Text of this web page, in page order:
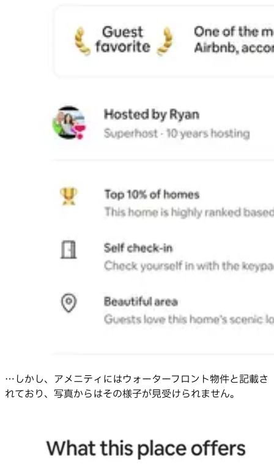
…しかし、アメニティにはウォーターフロント物件と記載さ
れており、写真からはその様子が見受けられません。